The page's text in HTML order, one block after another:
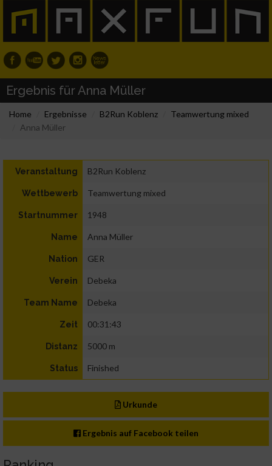
Ergebnis für Anna Müller
Home Ergebnisse B2Run Koblenz
Teamwertung mixed
Anna Müller
Veranstaltung B2Run Koblenz
Wettbewerb Teamwertung mixed
Startnummer 1948
Name Anna Müller
Nation GER
Verein Debeka
Team Name Debeka
Zeit 00:31:43
Distanz 5000 m
Status Finished
Urkunde
Ergebnis auf Facebook teilen